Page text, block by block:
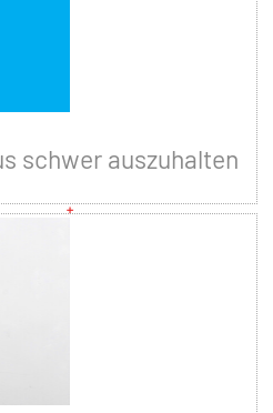
schwer auszuhalten